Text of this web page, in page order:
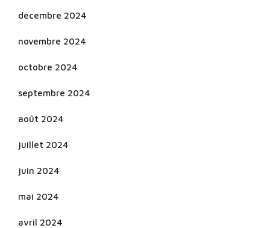
décembre 2024
novembre 2024
octobre 2024
septembre 2024
août 2024
juillet 2024
juin 2024
mai 2024
avril 2024